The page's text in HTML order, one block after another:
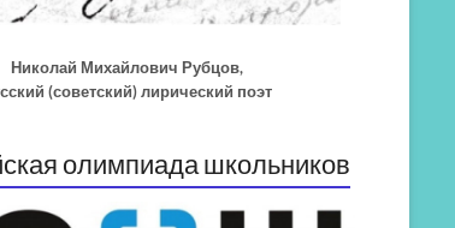
Николай Михайлович Рубцов,
(советский) лирический поэт
олимпиада школьников